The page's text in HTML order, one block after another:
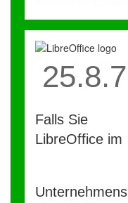
25.8.7
Falls Sie
LibreOffice im